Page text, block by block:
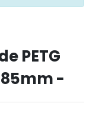
PETG
-